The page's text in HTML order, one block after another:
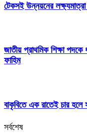
টেকসই উন্নয়নের লক্ষ্যমাত্রা
জাতীয় প্রাথমিক শিক্ষা পদকে
ফাহিম
বাকৃবিতে এক রাতেই চার
সর্বশেষ